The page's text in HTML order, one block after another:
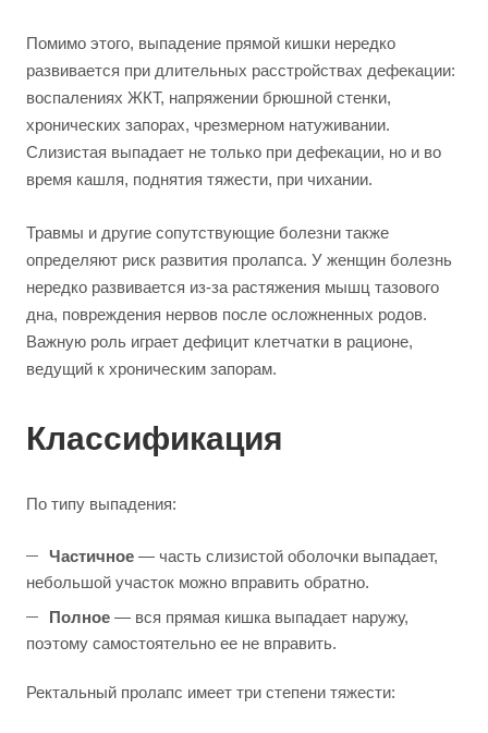
Помимо этого, выпадение прямой кишки нередко
развивается при длительных расстройствах дефекации:
воспалениях ЖКТ, напряжении брюшной стенки,
хронических запорах, чрезмерном натуживании.
Слизистая выпадает не только при дефекации, но и во
время кашля, поднятия тяжести, при чихании.
Травмы и другие сопутствующие болезни также
определяют риск развития пролапса. У женщин болезнь
нередко развивается из-за растяжения мышц тазового
дна, повреждения нервов после осложненных родов.
Важную роль играет дефицит клетчатки в рационе,
ведущий к хроническим запорам.
Классификация
По типу выпадения:
Частичное — часть слизистой оболочки выпадает,
небольшой участок можно вправить обратно.
Полное — вся прямая кишка выпадает наружу,
поэтому самостоятельно ее не вправить.
Ректальный пролапс имеет три степени тяжести: